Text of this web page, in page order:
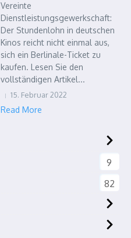
Vereinte
Dienstleistungsgewerkschaft:
Der Stundenlohn in deutschen
Kinos reicht nicht einmal aus,
sich ein Berlinale-Ticket zu
kaufen. Lesen Sie den
vollständigen Artikel...
15. Februar 2022
Read More
9
82